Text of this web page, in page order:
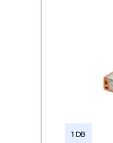
1 DB